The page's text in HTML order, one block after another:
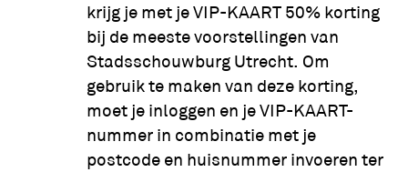
krijg je met je VIP-KAART 50% korting
bij de meeste voorstellingen van
Stadsschouwburg Utrecht. Om
gebruik te maken van deze korting,
moet je inloggen en je VIP-KAART-
nummer in combinatie met je
postcode en huisnummer invoeren ter